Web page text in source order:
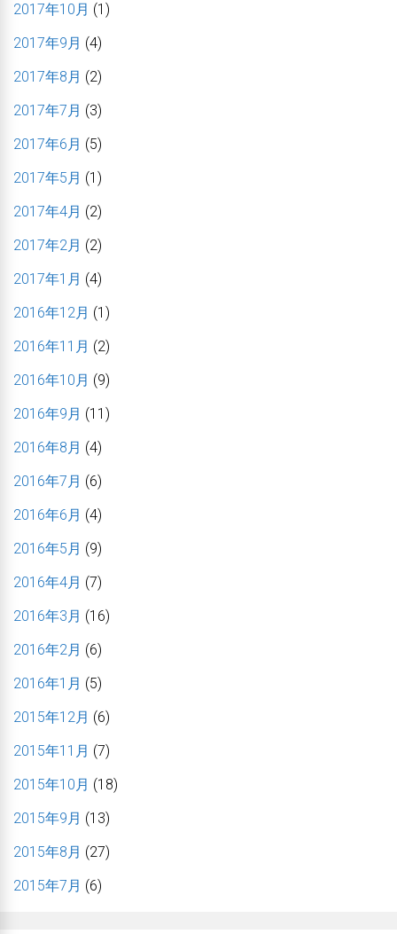
2017年10月 (1)
2017年9月 (4)
2017年8月 (2)
2017年7月 (3)
2017年6月 (5)
2017年5月 (1)
2017年4月 (2)
2017年2月 (2)
2017年1月 (4)
2016年12月 (1)
2016年11月 (2)
2016年10月 (9)
2016年9月 (11)
2016年8月 (4)
2016年7月 (6)
2016年6月 (4)
2016年5月 (9)
2016年4月 (7)
2016年3月 (16)
2016年2月 (6)
2016年1月 (5)
2015年12月 (6)
2015年11月 (7)
2015年10月 (18)
2015年9月 (13)
2015年8月 (27)
2015年7月 (6)